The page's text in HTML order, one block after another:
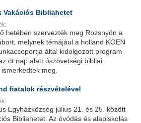
Vakációs Bibliahetet
hetében szervezték meg Rozsnyón a
melynek témájául a holland KOEN
által kidolgozott program
öt nap alatt ószövetségi bibliai
meg.
fiatalok részvételével
Egyházközség július 21. és 25. között
Bibliahetet. Az óvódás és alapiskolás